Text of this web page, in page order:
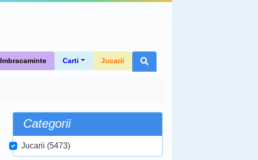
Imbracaminte Carti Jucarii
Categorii
Jucarii (5473)